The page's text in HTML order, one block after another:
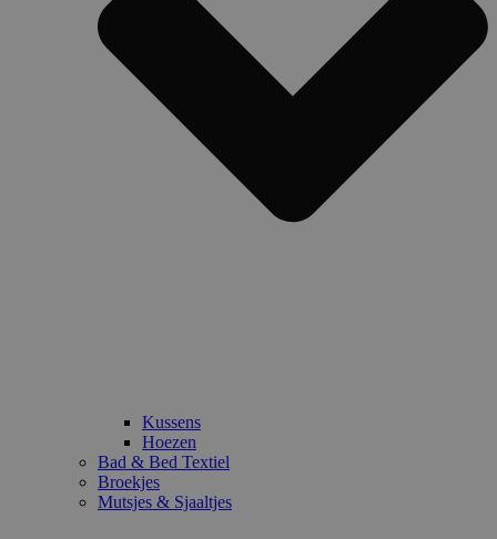
Kussens
Hoezen
Bad & Bed Textiel
Broekjes
Mutsjes & Sjaaltjes